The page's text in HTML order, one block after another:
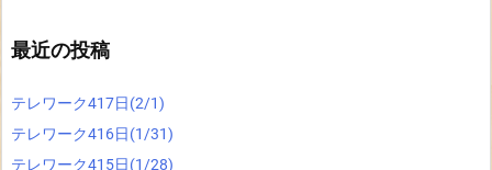
最近の投稿
テレワーク417日(2/1)
テレワーク416日(1/31)
テレワーク415日(1/28)